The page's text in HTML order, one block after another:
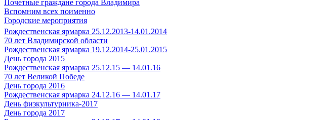
Почетные граждане города Владимира
Вспомним всех поименно
Городские мероприятия
Рождественская ярмарка 25.12.2013-14.01.2014
70 лет Владимирской области
Рождественская ярмарка 19.12.2014-25.01.2015
День города 2015
Рождественская ярмарка 25.12.15 — 14.01.16
70 лет Великой Победе
День города 2016
Рождественская ярмарка 24.12.16 — 14.01.17
День физкультурника-2017
День города 2017